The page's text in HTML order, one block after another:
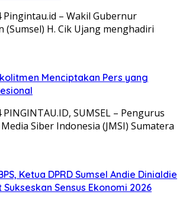
Pingintau.id – Wakil Gubernur
(Sumsel) H. Cik Ujang menghadiri
Menciptakan Pers yang
PINGINTAU.ID, SUMSEL – Pengurus
Siber Indonesia (JMSI) Sumatera
Ketua DPRD Sumsel Andie Dinialdie
Sensus Ekonomi 2026